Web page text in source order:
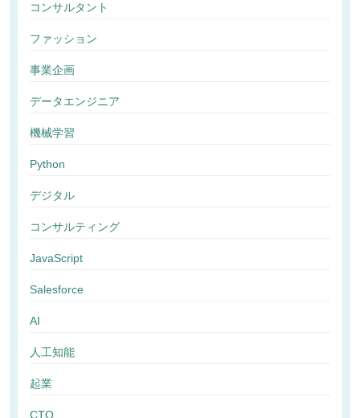
コンサルタント
ファッション
事業企画
データエンジニア
機械学習
Python
デジタル
コンサルティング
JavaScript
Salesforce
AI
人工知能
起業
CTO